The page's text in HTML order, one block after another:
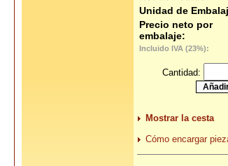
Unidad de
Precio neto por
embalaje:
Incluido IVA (23%):
Cantidad:
Mostrar la cesta
Cómo encargar